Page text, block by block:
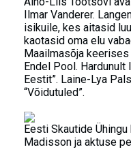
Ilmar Vanderer.
isikuile, kes aitasid
kaotasid oma elu
Maailmasõja
Endel Pool. Hardunult
Eestit”. Laine-Lya
“Võidutuled”.
Eesti Skautide
Madisson ja aktuse